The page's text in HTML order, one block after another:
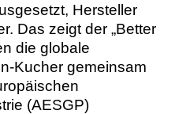
Hersteller
Das zeigt der „Better
die globale
Kucher gemeinsam
(AESGP)